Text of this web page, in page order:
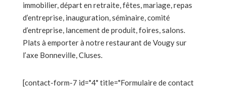
immobilier, départ en retraite, fêtes, mariage, repas
d’entreprise, inauguration, séminaire, comité
d’entreprise, lancement de produit, foires, salons.
Plats à emporter à notre restaurant de Vougy sur
l’axe Bonneville, Cluses.
[contact-form-7 id="4" title="Formulaire de contact